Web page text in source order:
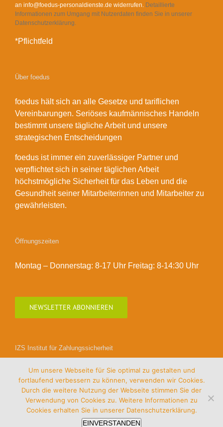
an info@foedus-personaldienste.de widerrufen. Detaillierte
Informationen zum Umgang mit Nutzerdaten finden Sie in unserer
Datenschutzerklärung.
*Pflichtfeld
Über foedus
foedus hält sich an alle Gesetze und tariflichen
Vereinbarungen. Seriöses kaufmännisches Handeln
bestimmt unsere tägliche Arbeit und unsere
strategischen Entscheidungen
foedus ist immer ein zuverlässiger Partner und
verpflichtet sich in seiner täglichen Arbeit
höchstmögliche Sicherheit für das Leben und die
Gesundheit seiner Mitarbeiterinnen und Mitarbeiter zu
gewährleisten.
Öffnungszeiten
Montag – Donnerstag: 8-17 Uhr Freitag: 8-14:30 Uhr
NEWSLETTER ABONNIEREN
IZS Institut für Zahlungssicherheit
Um unsere Webseite für Sie optimal zu gestalten und
fortlaufend verbessern zu können, verwenden wir Cookies.
Durch die weitere Nutzung der Webseite stimmen Sie der
Verwendung von Cookies zu. Weitere Informationen zu
Cookies erhalten Sie in unserer Datenschutzerklärung.
EINVERSTANDEN